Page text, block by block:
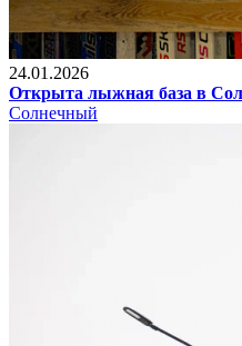
24.01.2026
Открыта лыжная база в
Солнечный